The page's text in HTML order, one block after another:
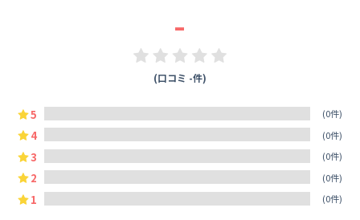
-
(口コミ -件)
5 (0件)
4 (0件)
3 (0件)
2 (0件)
1 (0件)